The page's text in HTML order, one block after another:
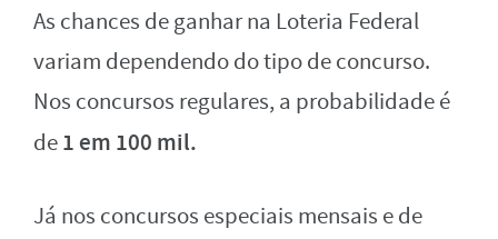
As chances de ganhar na Loteria Federal
variam dependendo do tipo de concurso.
Nos concursos regulares, a probabilidade é
de1 em 100 mil.
Já nos concursos especiais mensais e de